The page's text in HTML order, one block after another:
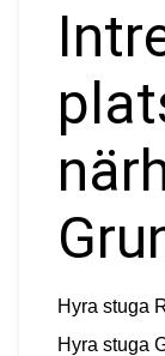
Hyra stuga
Hyra stuga